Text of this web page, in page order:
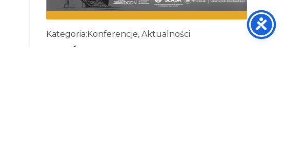
Kategoria: Konferencje, Aktualności
II OGÓLNOPOLSKA KONFERENCJA